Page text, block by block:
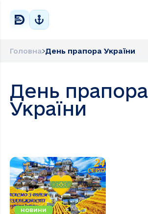
Головна День прапора України
День прапора
України
НОВИНИ